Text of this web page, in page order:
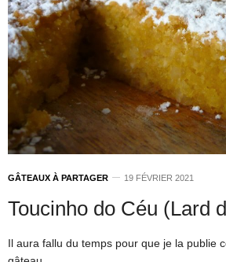
GÂTEAUX À PARTAGER 19 FÉVRIER 2021
Toucinho do Céu (Lard
Il aura fallu du temps pour que je la publie